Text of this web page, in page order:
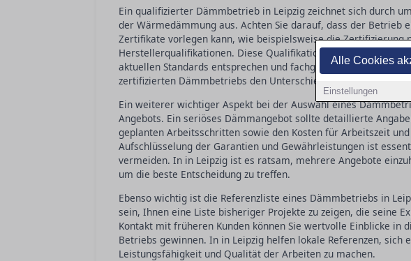
Alle Cookies
Einstellungen
Ein qualifizierter Dämmbetrieb in Leipzig zeichnet sich durch
der Wärmedämmung aus. Achten Sie darauf, dass der Betrieb
Zertifikate vorlegen kann, wie beispielsweise die Zertifizierung
Herstellerqualifikationen. Diese Qualifikationen stellen sicher,
aktuellen Standards entsprechen und fachgerecht verarbeitet
zertifizierten Dämmbetriebs den Unterschied in Qualität und
Ein weiterer wichtiger Aspekt bei der Auswahl eines
Angebots. Ein seriöses Dämmangebot sollte detaillierte
geplanten Arbeitsschritten sowie den Kosten für Arbeitszeit
Aufschlüsselung der Garantien und Gewährleistungen ist
vermeiden. In in Leipzig ist es ratsam, mehrere Angebote
um die beste Entscheidung zu treffen.
Ebenso wichtig ist die Referenzliste eines Dämmbetriebs in
sein, Ihnen eine Liste bisheriger Projekte zu zeigen, die seine
Kontakt mit früheren Kunden können Sie wertvolle Einblicke in
Betriebs gewinnen. In in Leipzig helfen lokale Referenzen, sich
Leistungsfähigkeit und Qualität der Arbeiten zu machen.